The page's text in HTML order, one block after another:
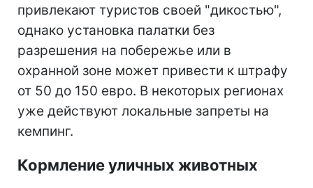
привлекают туристов своей "дикостью",
однако установка палатки без
разрешения на побережье или в
охранной зоне может привести к штрафу
от 50 до 150 евро. В некоторых регионах
уже действуют локальные запреты на
кемпинг.
Кормление уличных животных